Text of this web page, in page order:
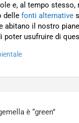
e, al tempo stesso,
delle fonti alternative
abitano il nostro
poter usufruire di
è “green”